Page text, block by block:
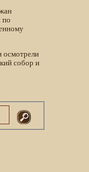
по
осмотрели
собор и